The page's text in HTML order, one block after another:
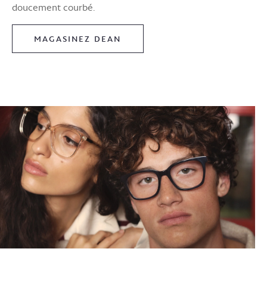
doucement courbé.
MAGASINEZ DEAN